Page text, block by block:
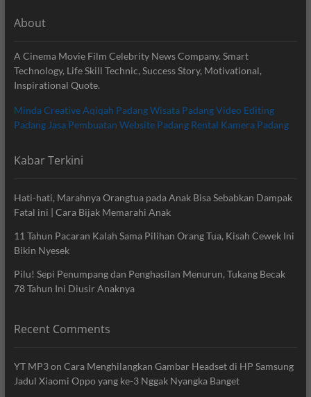
About
A Cinema Movie Film Celebrity News Company. Smart
Technology, Life Skill Technic, Success Story, Motivational,
Inspirational Quote.
Minda CreativeAqiqah PadangWisata PadangVideo Editing
Padang Jasa Pembuatan Website Padang Rental Kamera Padang
Kabar Terkini
Hati-hati, Marahnya Orangtua pada Anak Bisa Sebabkan Dampak
Fatal ini | Cara Bijak Memarahi Anak
11 Tahun Pacaran Kalah Sama Pilihan Orang Tua, Kisah Cewek Ini
Bikin Nyesek
Pilu! Sepi Penumpang dan Penghasilan Menurun, Tukang Becak
78 Tahun Ini Diusir Anaknya
Recent Comments
YT MP3on Cara Menghilangkan Gambar Headset di HP Samsung
Jadul Xiaomi Oppo yang ke-3 Nggak Nyangka Banget